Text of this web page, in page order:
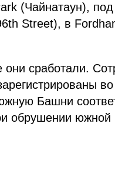
(Чайнатаун),
Street), в
они сработали.
Башни
обрушении